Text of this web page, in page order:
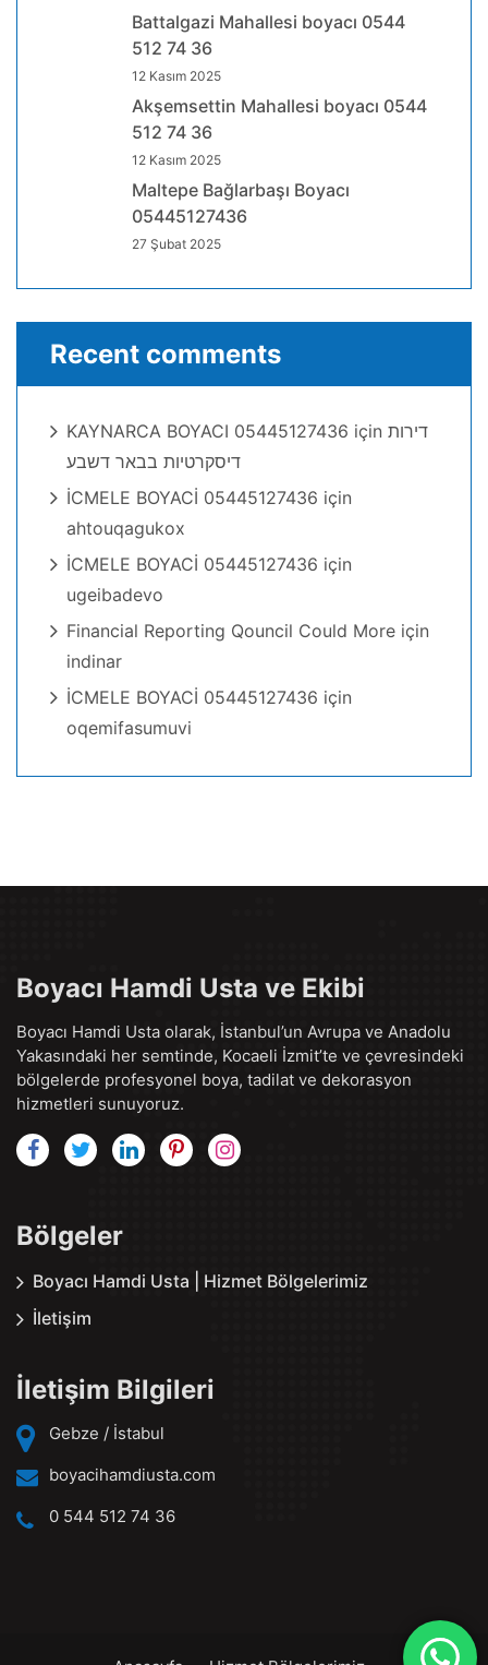
Battalgazi Mahallesi boyacı 0544
512 74 36
12 Kasım 2025
Akşemsettin Mahallesi boyacı 0544
512 74 36
12 Kasım 2025
Maltepe Bağlarbaşı Boyacı
05445127436
27 Şubat 2025
Recent comments
KAYNARCA BOYACI 05445127436 için דירות
דיסקרטיות בבאר דשבע
İCMELE BOYACİ 05445127436 için
ahtouqagukox
İCMELE BOYACİ 05445127436 için
ugeibadevo
Financial Reporting Qouncil Could More için
indinar
İCMELE BOYACİ 05445127436 için
oqemifasumuvi
Boyacı Hamdi Usta ve Ekibi
Boyacı Hamdi Usta olarak, İstanbul’un Avrupa ve Anadolu
Yakasındaki her semtinde, Kocaeli İzmit’te ve çevresindeki
bölgelerde profesyonel boya, tadilat ve dekorasyon
hizmetleri sunuyoruz.
Bölgeler
Boyacı Hamdi Usta | Hizmet Bölgelerimiz
İletişim
İletişim Bilgileri
Gebze / İstabul
boyacihamdiusta.com
0 544 512 74 36